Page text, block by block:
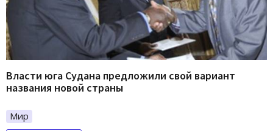
Власти юга Судана предложили свой вариант
названия новой страны
Мир